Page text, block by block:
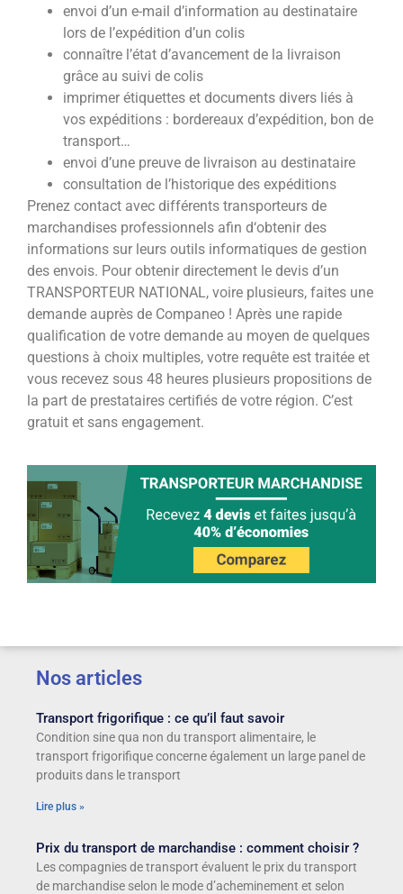
envoi d’un e-mail d’information au destinataire
lors de l’expédition d’un colis
connaître l’état d’avancement de la livraison
grâce au suivi de colis
imprimer étiquettes et documents divers liés à
vos expéditions : bordereaux d’expédition, bon de
transport…
envoi d’une preuve de livraison au destinataire
consultation de l’historique des expéditions
Prenez contact avec différents transporteurs de
marchandises professionnels afin d‘obtenir des
informations sur leurs outils informatiques de gestion
des envois. Pour obtenir directement le devis d’un
TRANSPORTEUR NATIONAL, voire plusieurs, faites une
demande auprès de Companeo ! Après une rapide
qualification de votre demande au moyen de quelques
questions à choix multiples, votre requête est traitée et
vous recevez sous 48 heures plusieurs propositions de
la part de prestataires certifiés de votre région. C’est
gratuit et sans engagement.
Nos articles
Transport frigorifique : ce qu’il faut savoir
Condition sine qua non du transport alimentaire, le
transport frigorifique concerne également un large panel de
produits dans le transport
Lire plus »
Prix du transport de marchandise : comment choisir ?
Les compagnies de transport évaluent le prix du transport
de marchandise selon le mode d’acheminement et selon